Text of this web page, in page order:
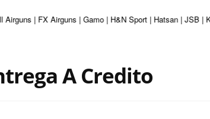
| FX Airguns | Gamo | H&N Sport | Hatsan | JSB |
A Credito